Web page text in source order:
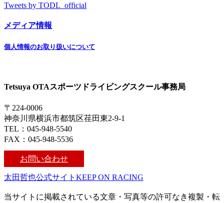
Tweets by TODL_official
メディア情報
個人情報のお取り扱いについて
Tetsuya OTAスポーツドライビングスクール事務局
〒224-0006
神奈川県横浜市都筑区荏田東2-9-1
TEL：045-948-5540
FAX：045-948-5536
お問い合わせ
太田哲也公式サイトKEEP ON RACING
当サイトに掲載されている文章・写真等の許可なき複製・転